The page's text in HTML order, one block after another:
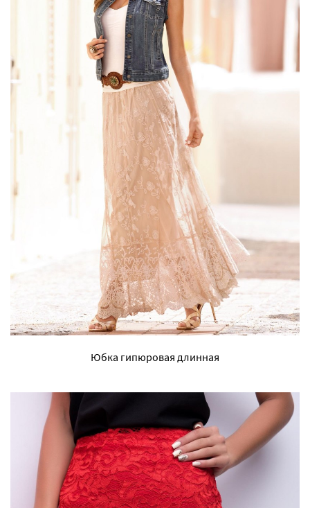
Юбка гипюровая длинная